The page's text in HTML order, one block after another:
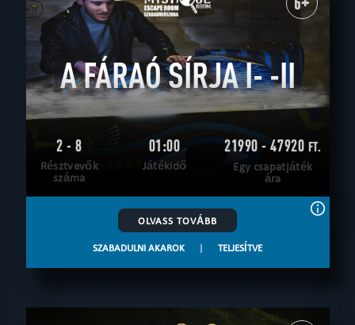
A FÁRAÓ SÍRJA I- -II
2 - 8
Résztvevők
száma
01:00
Játékidő
21990 - 47920 FT.
Egy csapatjáték
ára
OLVASS TOVÁBB
SZABADULNI AKAROK | TELJESÍTVE